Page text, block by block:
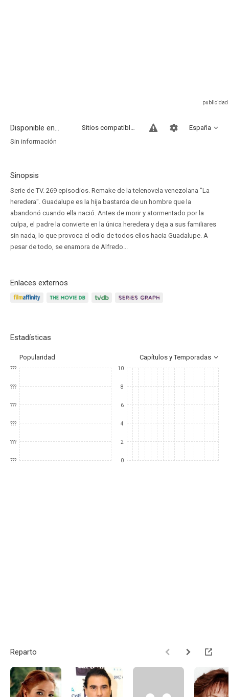
Disponible en... España
Sitios compatibles
Sin información
Sinopsis
Serie de TV. 269 episodios. Remake de la telenovela venezolana "La
heredera". Guadalupe es la hija bastarda de un hombre que la
abandonó cuando ella nació. Antes de morir y atormentado por la
culpa, el padre la convierte en la única heredera y deja a sus familiares
sin nada, lo que provoca el odio de todos ellos hacia Guadalupe. A
pesar de todo, se enamora de Alfredo...
Enlaces externos
Estadísticas
Popularidad Capítulos y Temporadas
???
???
???
???
???
???
10
8
6
4
2
0
Reparto